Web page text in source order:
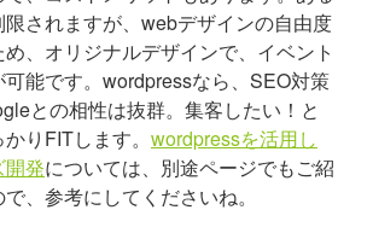
されますが、webデザインの自由度
、オリジナルデザインで、イベント
能です。wordpressなら、SEO対策
との相性は抜群。集客したい！と
りFITします。 wordpressを活用し
開発については、別途ページでもご紹
、参考にしてくださいね。